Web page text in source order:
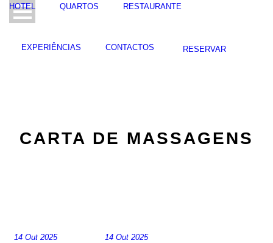
HOTEL QUARTOS RESTAURANTE
EXPERIÊNCIAS CONTACTOS RESERVAR
CARTA DE MASSAGENS
14 Out 2025
14 Out 2025